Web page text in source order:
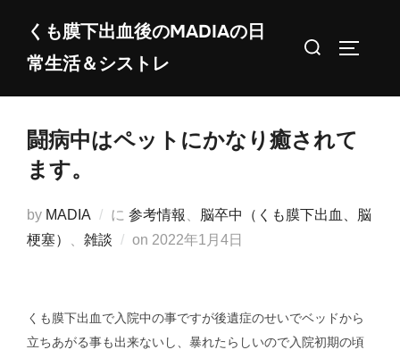
くも膜下出血後のMADIAの日
常生活＆シストレ
検
闘病中はペットにかなり癒されて
ます。
by MADIA に 参考情報
脳卒中（くも膜下出血、脳
梗塞）
雑談 on 投
2022年1月4日
くも膜下出血で入院中の事ですが後遺症のせいでベッドから
立ちあがる事も出来ないし、暴れたらしいので入院初期の頃